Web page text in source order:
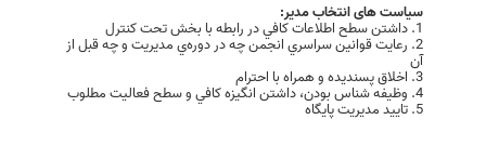
سیاست های انتخاب مدیر:
1. داشتن سطح اطلاعات کافي در رابطه با بخش تحت کنترل
2. رعايت قوانين سراسري انجمن چه در دوره‌ي مديريت و چه قبل از
آن
3. اخلاق پسنديده و همراه با احترام
4. وظيفه شناس بودن، داشتن انگيزه کافي و سطح فعاليت مطلوب
5. تاييد مديريت پايگاه